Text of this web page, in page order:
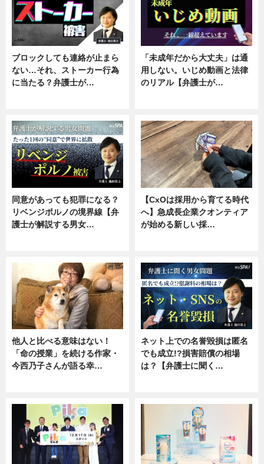
ブロックしても連絡が止まら
ない…それ、ストーカー行為
に当たる？弁護士が…
「未成年だから大丈夫」は通
用しない。いじめ動画と法律
のリアル【弁護士が…
同意があっても犯罪になる？
リベンジポルノの境界線【弁
護士が解説する男女…
【CxOは採用から育てる時代
へ】急成長企業クオンティア
が始める新しい採…
他人と比べる意味はない！
「命の授業」を続ける作家・
今西乃子さんが語る幸…
ネット上での名誉毀損は匿名
でも成立!?損害賠償の相場
は？【弁護士に聞く…